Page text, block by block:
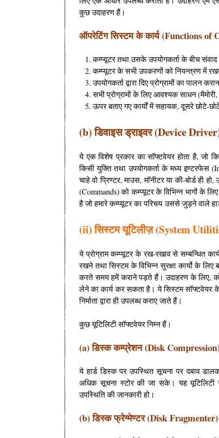
कुछ उदाहरण हैं।
ऑपरेटिंग सिस्टम के कार्य (Functions of
कम्प्यूटर तथा उसके उपयोगकर्ता के बीच
कम्प्यूटर के सभी उपकरणों को नियन्त्रण में
उपयोगकर्ता द्वारा दिए प्रोग्रामों का पालन
सभी प्रोग्रामों के लिए आवश्यक साधन
ऊपर बताए गए कार्यों में सहायक, दूसरे छोटे-
(b) डिवाइस ड्राइवर (Device
ये एक विशेष प्रकार का सॉफ्टवेयर होता है, जो
किसी युक्ति तथा उपयोगकर्ता के मध्य इण्टरफेस
चाहे वो प्रिण्टर, माउस, मॉनीटर या की-बोर्ड ही
(Commands) को कम्प्यूटर के विभिन्न भागों के लिए
है जो हमारे कम्प्यूटर का परिचयउससे जुड़ने वाले
(ii) सिस्टम यूटिलीज़ (System
ये प्रोग्राम कम्प्यूटर के रख-रखाव से सम्बन्धित
रखने तथा सिस्टम के विभिन्न सुरक्षा कार्यो के
करते समय हमें कराने पड़ते हैं। उदाहरण के लिए,
लेने का कार्य कर सकता है। ये सिस्टम सॉफ्टवेयर
निर्माता द्वारा ही उपलब्ध कराए जाते हैं।
कुछ यूटिलिटी सॉफ्टवेयर निम्न हैं।
(a) डिस्क कम्प्रेशन (Disk
ये हार्ड डिस्क पर उपस्थित सूचना पर दबाव
अधिक सूचना स्टोर की जा सके। यह यूटिलिटी
उपस्थिति की जानकारी हो।
(b) डिस्क फ्रेग्मेण्टर (Disk Fragmenter)